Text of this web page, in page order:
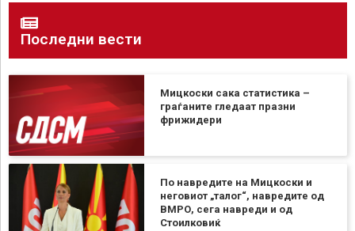
Последни вести
Мицкоски сака статистика –
граѓаните гледаат празни
фрижидери
По навредите на Мицкоски и
неговиот „талог“, навредите од
ВМРО, сега навреди и од
Стоилковиќ